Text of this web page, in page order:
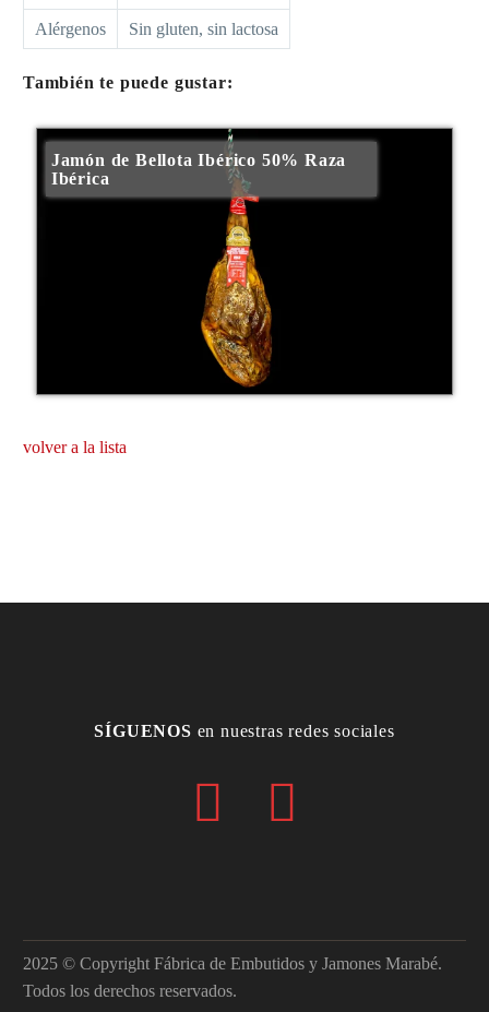
Alérgenos Sin gluten, sin lactosa
También te puede gustar:
Jamón de Bellota Ibérico 50% Raza
Ibérica
volver a la lista
SÍGUENOS en nuestras redes sociales
2025 © Copyright Fábrica de Embutidos y Jamones Marabé.
Todos los derechos reservados.